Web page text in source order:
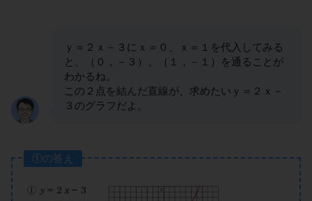
ｙ＝２ｘ－３にｘ＝０、ｘ＝１を代入してみる
と、（０，－３）、（１，－１）を通ることが
わかるね。
この２点を結んだ直線が、求めたいｙ＝２ｘ－
３のグラフだよ。
①の答え